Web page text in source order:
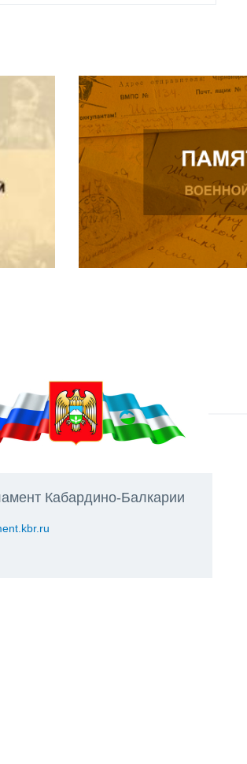
Кабардино-Балкарии